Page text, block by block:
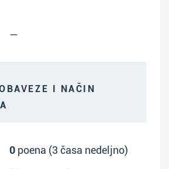
—
I NAČIN
0 poena (3 časa nedeljno)